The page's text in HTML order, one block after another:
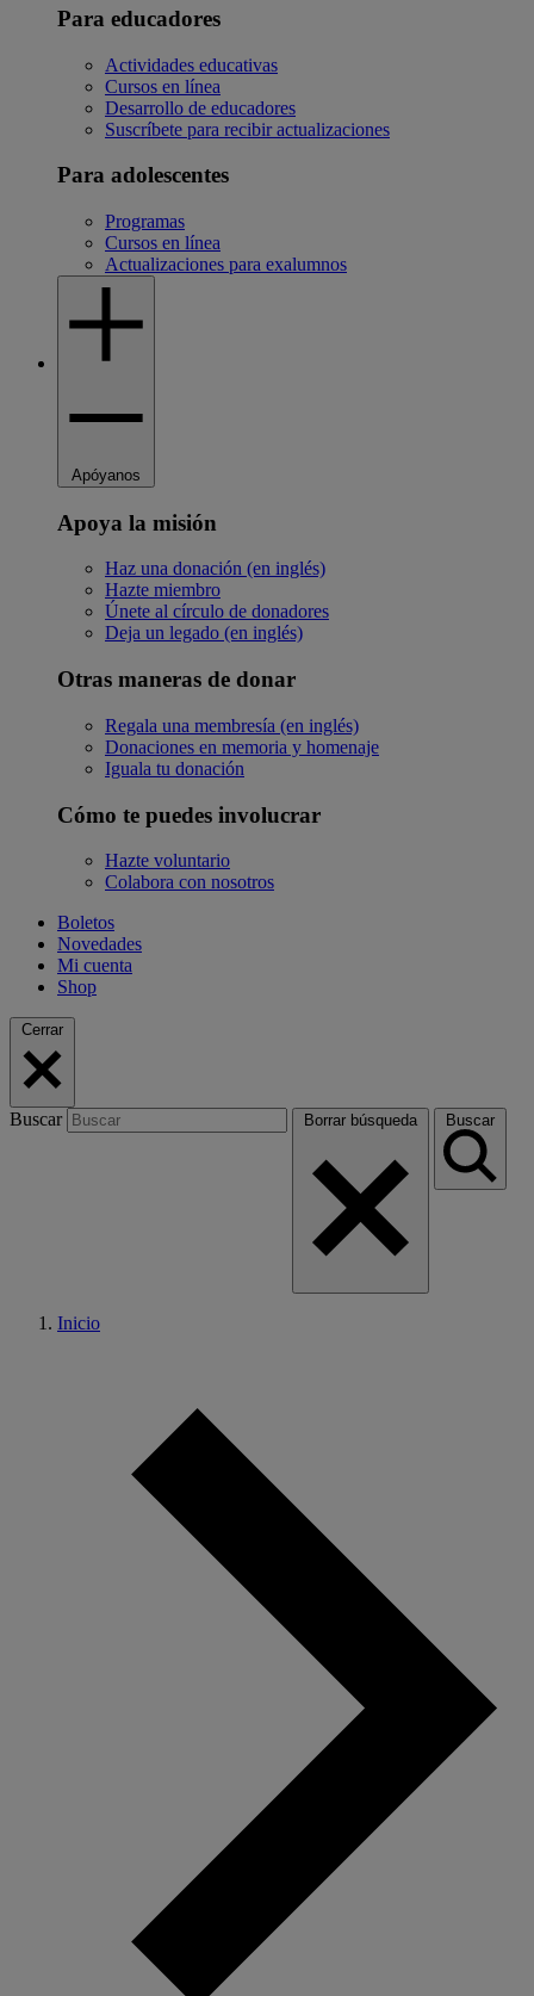
Para educadores
Actividades educativas
Cursos en línea
Desarrollo de educadores
Suscríbete para recibir actualizaciones
Para adolescentes
Programas
Cursos en línea
Actualizaciones para exalumnos
Apóyanos
Apoya la misión
Haz una donación (en inglés)
Hazte miembro
Únete al círculo de donadores
Deja un legado (en inglés)
Otras maneras de donar
Regala una membresía (en inglés)
Donaciones en memoria y homenaje
Iguala tu donación
Cómo te puedes involucrar
Hazte voluntario
Colabora con nosotros
Boletos
Novedades
Mi cuenta
Shop
Cerrar
Buscar Borrar búsqueda Buscar
Inicio